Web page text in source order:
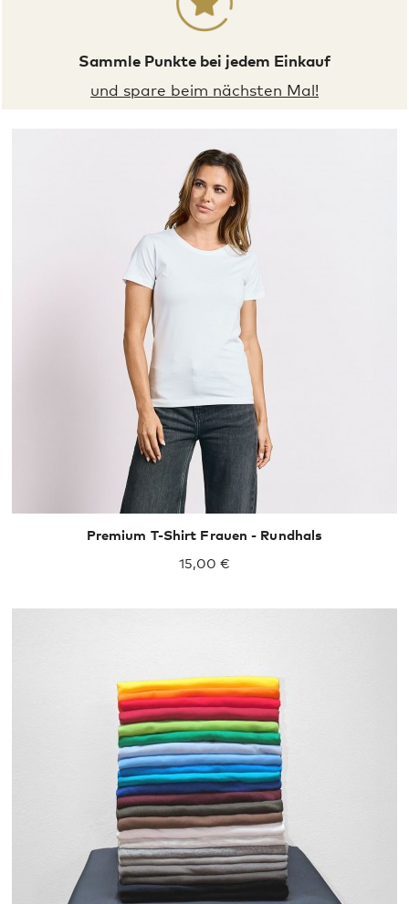
Sammle Punkte bei jedem Einkauf
und spare beim nächsten Mal!
XS
Premium T-Shirt Frauen - Rundhals
15,00 €
XXL XXXL